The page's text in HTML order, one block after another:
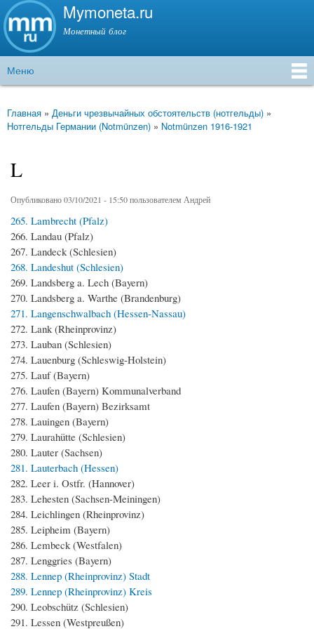
Перейти к
содержанию
Mymoneta.ru
Монетный блог
Главное меню
Меню
Вы здесь
Главная » Деньги чрезвычайных обстоятельств (нотгельды) »
Нотгельды Германии (Notmünzen) » Notmünzen 1916-1921
L
Опубликовано 03/10/2021 - 15:50 пользователем Андрей
265. Lambrecht (Pfalz)
266. Landau (Pfalz)
267. Landeck (Schlesien)
268. Landeshut (Schlesien)
269. Landsberg a. Lech (Bayern)
270. Landsberg a. Warthe (Brandenburg)
271. Langenschwalbach (Hessen-Nassau)
272. Lank (Rheinprovinz)
273. Lauban (Schlesien)
274. Lauenburg (Schleswig-Holstein)
275. Lauf (Bayern)
276. Laufen (Bayern) Kommunalverband
277. Laufen (Bayern) Bezirksamt
278. Lauingen (Bayern)
279. Laurahütte (Schlesien)
280. Lauter (Sachsen)
281. Lauterbach (Hessen)
282. Leer i. Ostfr. (Hannover)
283. Lehesten (Sachsen-Meiningen)
284. Leichlingen (Rheinprovinz)
285. Leipheim (Bayern)
286. Lembeck (Westfalen)
287. Lenggries (Bayern)
288. Lennep (Rheinprovinz) Stadt
289. Lennep (Rheinprovinz) Kreis
290. Leobschütz (Schlesien)
291. Lessen (Westpreußen)